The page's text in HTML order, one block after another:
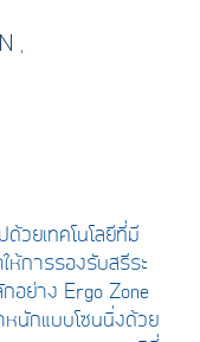
วยเทคโนโลยีที่มี
ห้การรองรับสรีระ
อย่าง Ergo Zone
หนักแบบโซนนิ่งด้วย